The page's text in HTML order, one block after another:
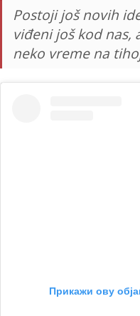
Postoji još novih
viđeni još kod nas,
neko vreme na
Прикажи ову